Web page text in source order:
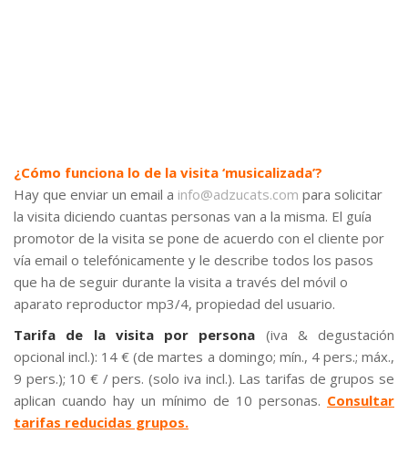
¿Cómo funciona lo de la visita ‘musicalizada’?
Hay que enviar un email a info@adzucats.com para solicitar
la visita diciendo cuantas personas van a la misma. El guía
promotor de la visita se pone de acuerdo con el cliente por
vía email o telefónicamente y le describe todos los pasos
que ha de seguir durante la visita a través del móvil o
aparato reproductor mp3/4, propiedad del usuario.
Tarifa de la visita por persona (iva & degustación
opcional incl.): 14 € (de martes a domingo; mín., 4 pers.; máx.,
9 pers.); 10 € / pers. (solo iva incl.). Las tarifas de grupos se
aplican cuando hay un mínimo de 10 personas. Consultar
tarifas reducidas grupos.